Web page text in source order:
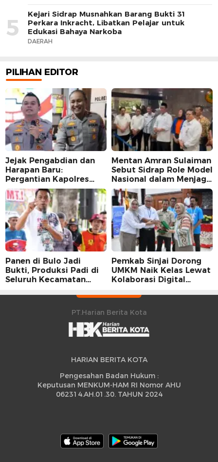
5
Kejari Sidrap Musnahkan Barang Bukti 31
Perkara Inkracht, Libatkan Pelajar untuk
Edukasi Bahaya Narkoba
DAERAH
PILIHAN EDITOR
Jejak Pengabdian dan
Harapan Baru:
Pergantian Kapolres
Sidrap dalam Perspektif
Karier Dua Perwira
Mentan Amran Sulaiman
Sebut Sidrap Role Model
Nasional dalam Menjaga
Stabilitas Harga Telur
Panen di Bulo Jadi
Bukti, Produksi Padi di
Seluruh Kecamatan
Peningkatan
Pemkab Sinjai Dorong
UMKM Naik Kelas Lewat
Kolaborasi Digital
PT.Harian Berita Kota
HARIAN BERITA KOTA
Pengesahan Badan Hukum :
Keputusan MENKUM-HAM RI Nomor AHU
062314.AH.01.30. TAHUN 2024